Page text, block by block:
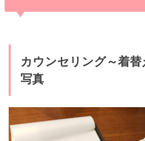
カウンセリング～着
写真